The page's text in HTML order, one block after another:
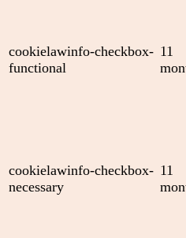
cookielawinfo-checkbox-
functional
11
cookielawinfo-checkbox-
necessary
11